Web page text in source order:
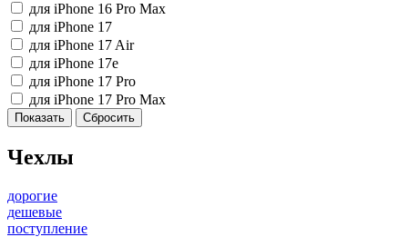
для iPhone 16 Pro Max
для iPhone 17
для iPhone 17 Air
для iPhone 17e
для iPhone 17 Pro
для iPhone 17 Pro Max
Чехлы
дорогие
дешевые
поступление